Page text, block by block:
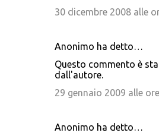
30 dicembre 2008 alle
Anonimo ha detto…
Questo commento è
dall'autore.
29 gennaio 2009 alle
Anonimo ha detto…